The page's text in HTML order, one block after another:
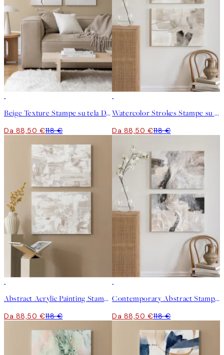
Beige Texture Stampe su tela Duo
Da 88,50 €118 €
Watercolor Strokes Stampe su tela Duo
Da 88,50 €118 €
Abstract Acrylic Painting Stampe su tela Duo
Da 88,50 €118 €
Contemporary Abstract Stampe su tela Duo
Da 88,50 €118 €